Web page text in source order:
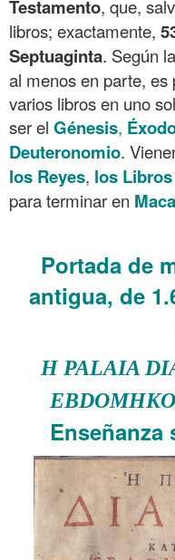
Testamento, que,
libros; exactamente,
Septuaginta. Según
al menos en parte, es
varios libros en uno
ser el Génesis,
Deuteronomio.
los Reyes, los Libros
para terminar en
Portada de
antigua, de
H PALAIA
Enseñanza